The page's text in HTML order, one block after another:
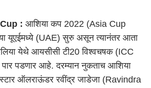
: आशिया कप 2022 (Asia Cup
यूएईमध्ये (UAE) सुरु असून त्यानंतर आता
येथे आयसीसी टी20 विश्वचषक (ICC
पडणार आहे. दरम्यान नुकताच आशिया
स्टार ऑलराऊंडर रवींद्र जाडेजा (Ravindra